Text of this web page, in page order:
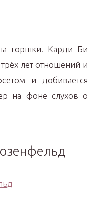
горшки. Карди Би
лет отношений и
и добивается
на фоне слухов о